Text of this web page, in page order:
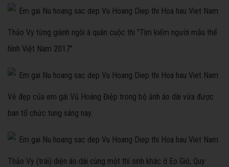
Thảo Vy từng giành ngôi á quân cuộc thi "Tìm kiếm người mẫu thể
hình Việt Nam 2017".
Vẻ đẹp của em gái Vũ Hoàng Điệp trong bộ ảnh áo dài vừa được
ban tổ chức tung sáng nay.
Thảo Vy (trái) diện áo dài cùng một thí sinh khác ở Eo Gió, Quy